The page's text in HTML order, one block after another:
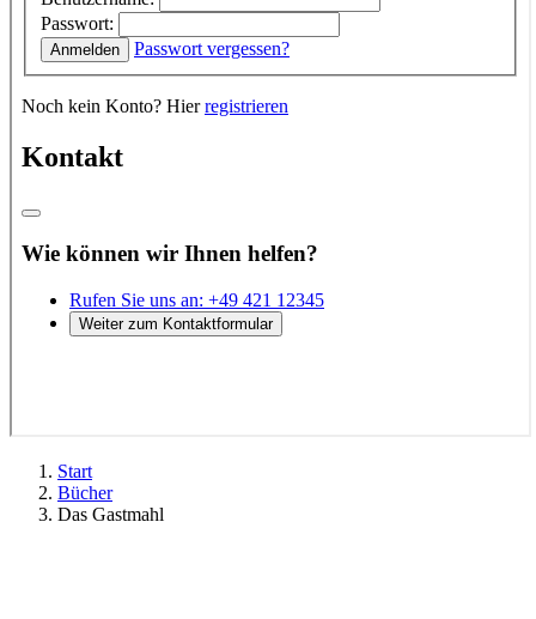
Start
Bücher
Das Gastmahl